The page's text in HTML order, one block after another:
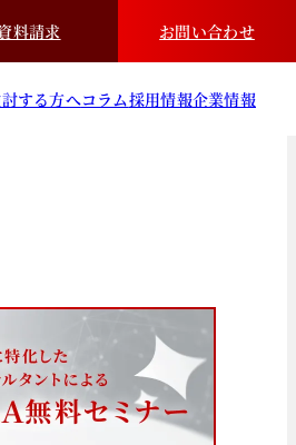
料請求 お問い合わせ
する方へコラム採用情報企業情報